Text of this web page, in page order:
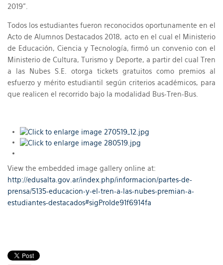
2019”.
Todos los estudiantes fueron reconocidos oportunamente en el
Acto de Alumnos Destacados 2018, acto en el cual el Ministerio
de Educación, Ciencia y Tecnología, firmó un convenio con el
Ministerio de Cultura, Turismo y Deporte, a partir del cual Tren
a las Nubes S.E. otorga tickets gratuitos como premios al
esfuerzo y mérito estudiantil según criterios académicos, para
que realicen el recorrido bajo la modalidad Bus-Tren-Bus.
View the embedded image gallery online at:
http://edusalta.gov.ar/index.php/informacion/partes-de-
prensa/5135-educacion-y-el-tren-a-las-nubes-premian-a-
estudiantes-destacados#sigProIde91f6914fa